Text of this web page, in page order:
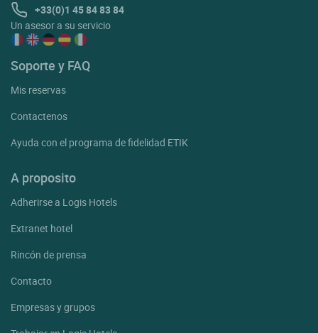
+33(0)1 45 84 83 84
Un asesor a su servicio
Soporte y FAQ
Mis reservas
Contactenos
Ayuda con el programa de fidelidad ETIK
A proposito
Adherirse a Logis Hotels
Extranet hotel
Rincón de prensa
Contacto
Empresas y grupos